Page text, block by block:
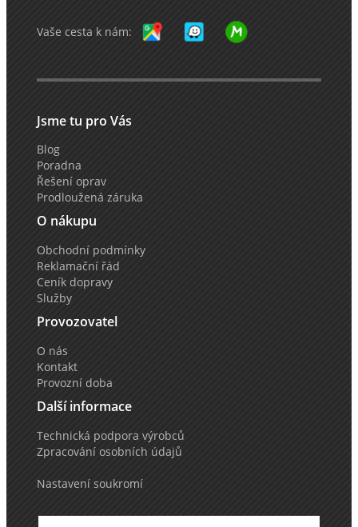
Vaše cesta k nám:
Jsme tu pro Vás
Blog
Poradna
Řešení oprav
Prodloužená záruka
O nákupu
Obchodní podmínky
Reklamační řád
Ceník dopravy
Služby
Provozovatel
O nás
Kontakt
Provozní doba
Další informace
Technická podpora výrobců
Zpracování osobních údajů
Nastavení soukromí